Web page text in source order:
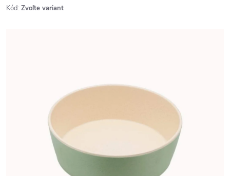
Kód: Zvoľte variant